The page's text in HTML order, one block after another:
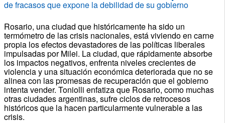
de fracasos que expone la debilidad de su gobierno
Rosario, una ciudad que históricamente ha sido un
termómetro de las crisis nacionales, está viviendo en carne
propia los efectos devastadores de las políticas liberales
impulsadas por Milei. La ciudad, que rápidamente absorbe
los impactos negativos, enfrenta niveles crecientes de
violencia y una situación económica deteriorada que no se
alinea con las promesas de recuperación que el gobierno
intenta vender. Toniolli enfatiza que Rosario, como muchas
otras ciudades argentinas, sufre ciclos de retrocesos
históricos que la hacen particularmente vulnerable a las
crisis.